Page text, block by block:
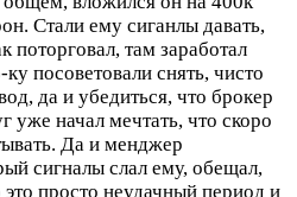
Стали ему сиганлы давать,
поторговал, там заработал
посоветовали снять, чисто
да и убедиться, что брокер
уже начал мечтать, что скоро
Да и менджер
сигналы слал ему, обещал,
это просто неудачный период и